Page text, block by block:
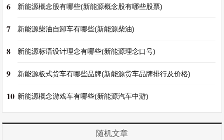
6 新能源概念股有哪些(新能源概念股有哪些股票)
7 新能源柴油自卸车有哪些(新能源柴油)
8 新能源标语设计理念有哪些(新能源理念口号)
9 新能源板式货车有哪些品牌(新能源货车品牌排行及价格)
10 新能源概念游戏车有哪些(新能源汽车中游)
随机文章